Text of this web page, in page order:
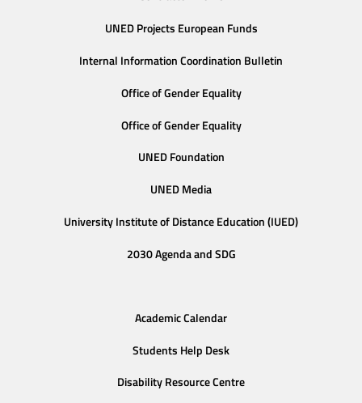
UNED Projects European Funds
Internal Information Coordination Bulletin
Office of Gender Equality
Office of Gender Equality
UNED Foundation
UNED Media
University Institute of Distance Education (IUED)
2030 Agenda and SDG
Academic Calendar
Students Help Desk
Disability Resource Centre